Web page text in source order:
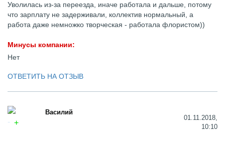
Уволилась из-за переезда, иначе работала и дальше, потому
что зарплату не задерживали, коллектив нормальный, а
работа даже немножко творческая - работала флористом))
Минусы компании:
Нет
ОТВЕТИТЬ НА ОТЗЫВ
Василий
01.11.2018,
10:10